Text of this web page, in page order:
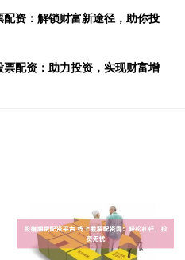
资：解锁财富新途径，助你投
配资：助力投资，实现财富增